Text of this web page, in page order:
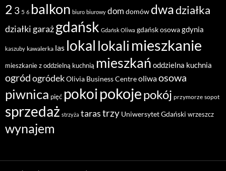
2 3 5 6 balkon biuro biurowy dom domów dwadziałka
działki garażgdańsk Gdańsk Oliwa gdańsk osowagdynia
kaszuby kawalerka las lokal lokalimieszkanie
mieszkanie z oddzielną kuchnią mieszkań oddzielna kuchnia
ogródogródekOlivia Business Centreoliwaosowa
piwnica pięć pokoipokojepokój przymorze sopot
sprzedaż strzyża tarastrzy Uniwersytet Gdański wrzeszcz
wynajem